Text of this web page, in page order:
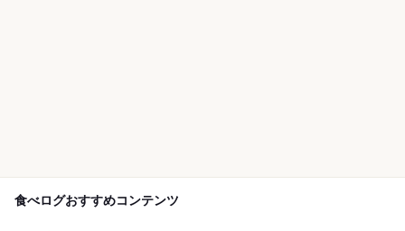
食べログおすすめコンテンツ